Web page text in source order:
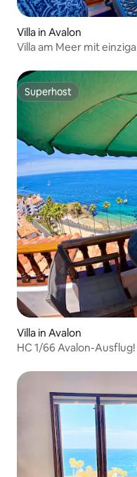
Villa in Avalon
Villa am Meer mit
Superhost
Superhost
Villa in Avalon
HC 1/66 Avalon-